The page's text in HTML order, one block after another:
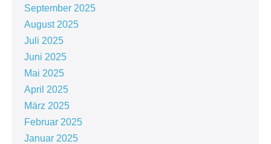
September 2025
August 2025
Juli 2025
Juni 2025
Mai 2025
April 2025
März 2025
Februar 2025
Januar 2025